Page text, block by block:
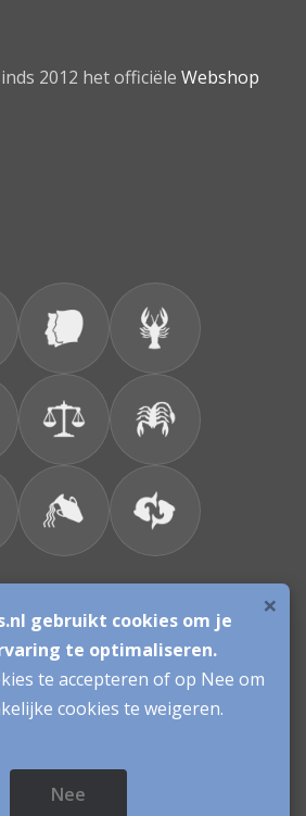
2012 het officiële Webshop
Werken als Medium
- 2026
×
gebruikt cookies om je
te optimaliseren.
te accepteren of op Nee om
cookies te weigeren.
Nee